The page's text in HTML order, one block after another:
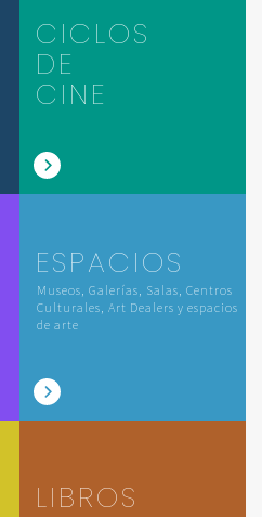
CICLOS
DE
CINE
ESPACIOS
Museos, Galerías, Salas, Centros
Culturales, Art Dealers y espacios
de arte
LIBROS